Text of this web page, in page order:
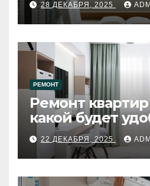
28 ДЕКАБРЯ, 2025
РЕМОНТ
Ремонт
какой будет
22 ДЕКАБРЯ, 2025